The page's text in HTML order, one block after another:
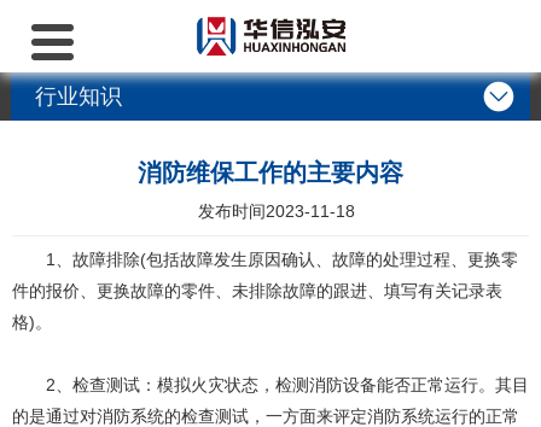
行业知识
消防维保工作的主要内容
发布时间2023-11-18
1、故障排除(包括故障发生原因确认、故障的处理过程、更换零
件的报价、更换故障的零件、未排除故障的跟进、填写有关记录表
格)。
2、检查测试：模拟火灾状态，检测消防设备能否正常运行。其目
的是通过对消防系统的检查测试，一方面来评定消防系统运行的正常